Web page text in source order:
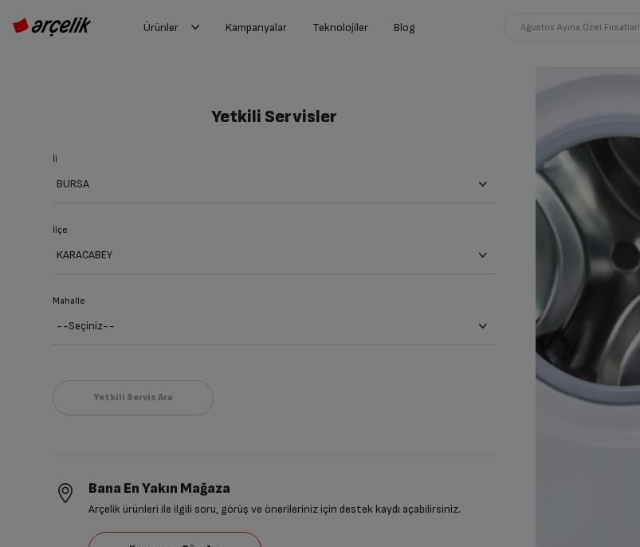
Ürünler Kampanyalar Teknolojiler Blog Ağustos Ayına Özel Fırsatlar!
Yetkili Servisler
İl
İlçe
Mahalle
Bana En Yakın Mağaza
Arçelik ürünleri ile ilgili soru, görüş ve önerileriniz için destek kaydı açabilirsiniz.